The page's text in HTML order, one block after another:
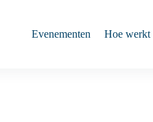
Evenementen Hoe werkt